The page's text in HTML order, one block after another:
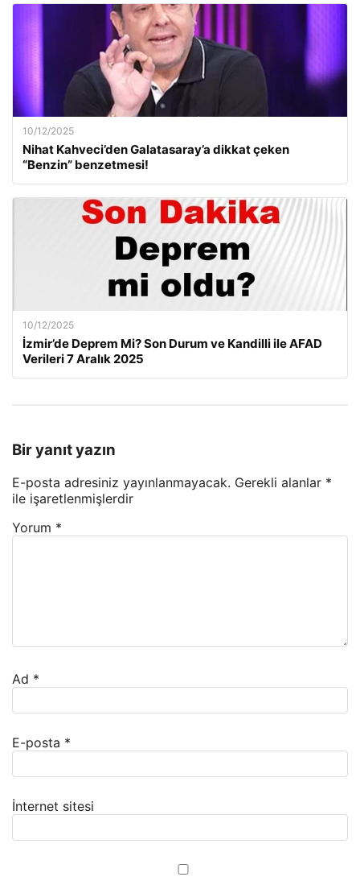
10/12/2025
Nihat Kahveci’den Galatasaray’a dikkat çeken
“Benzin” benzetmesi!
10/12/2025
İzmir’de Deprem Mi? Son Durum ve Kandilli ile AFAD
Verileri 7 Aralık 2025
Bir yanıt yazın
E-posta adresiniz yayınlanmayacak. Gerekli alanlar *
ile işaretlenmişlerdir
Yorum *
Ad *
E-posta *
İnternet sitesi